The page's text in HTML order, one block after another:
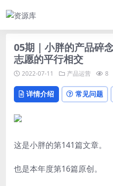
05期｜小胖的产品碎
志愿的平行相交
2022-07-11 产品运营 8
详情介绍 常见问题
这是小胖的第141篇文章。
也是本年度第16篇原创。